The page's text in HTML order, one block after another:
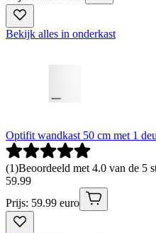
Bekijk alles in onderkast
Optifit wandkast 50 cm met 1
(1)Beoordeeld met 4.0 van de 5
59.99
Prijs: 59.99 euro